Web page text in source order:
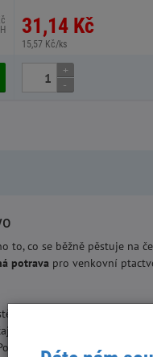
31,14 Kč
15,57 Kč/ks
+
-
to, co se běžně pěstuje na
potrava pro venkovní
sype
ale i hřejivý pocit, že jste
naši přírodu!